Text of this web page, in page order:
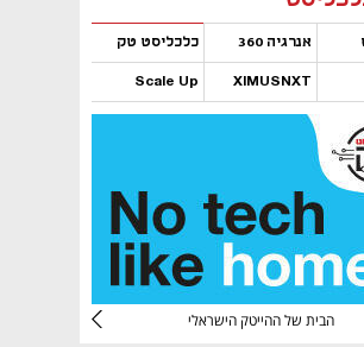
אנרגיה 360 כלכליסט טק
XIMUSNXT
Scale Up
נפתח בכרטיסייה חדשה
הבית של ההייטק הישראלי
נפתח בכרטיסייה חדשה